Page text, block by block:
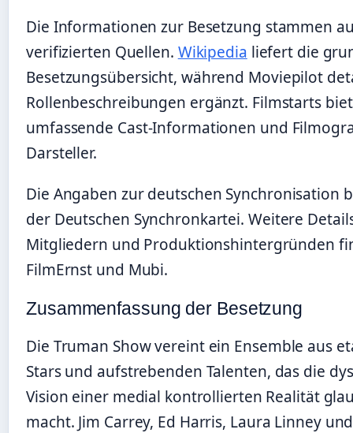
Die Informationen zur Besetzung stammen
verifizierten Quellen. Wikipedia liefert die
Besetzungsübersicht, während Moviepilot
Rollenbeschreibungen ergänzt. Filmstarts
umfassende Cast-Informationen und
Darsteller.
Die Angaben zur deutschen Synchronisation
der Deutschen Synchronkartei. Weitere
Mitgliedern und Produktionshintergründen
FilmErnst und Mubi.
Zusammenfassung der Besetzung
Die Truman Show vereint ein Ensemble aus
Stars und aufstrebenden Talenten, das die
Vision einer medial kontrollierten Realität
macht. Jim Carrey, Ed Harris, Laura Linney